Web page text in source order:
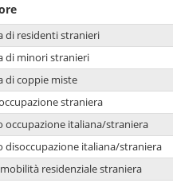
di residenti stranieri
di minori stranieri
di coppie miste
straniera
occupazione italiana/straniera
disoccupazione italiana/straniera
residenziale straniera